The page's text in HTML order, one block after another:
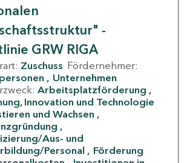
-
GRW RIGA
Zuschuss Fördernehmer:
Unternehmen
Arbeitsplatzförderung
Innovation und Technologie
und Wachsen
Aus- und
Personal
Förderung